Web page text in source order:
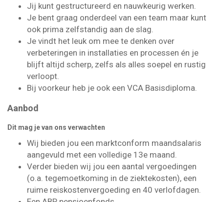
Jij kunt gestructureerd en nauwkeurig werken.
Je bent graag onderdeel van een team maar kunt
ook prima zelfstandig aan de slag.
Je vindt het leuk om mee te denken over
verbeteringen in installaties en processen én je
blijft altijd scherp, zelfs als alles soepel en rustig
verloopt.
Bij voorkeur heb je ook een VCA Basisdiploma.
Aanbod
Dit mag je van ons verwachten
Wij bieden jou een marktconform maandsalaris
aangevuld met een volledige 13e maand.
Verder bieden wij jou een aantal vergoedingen
(o.a. tegemoetkoming in de ziektekosten), een
ruime reiskostenvergoeding en 40 verlofdagen.